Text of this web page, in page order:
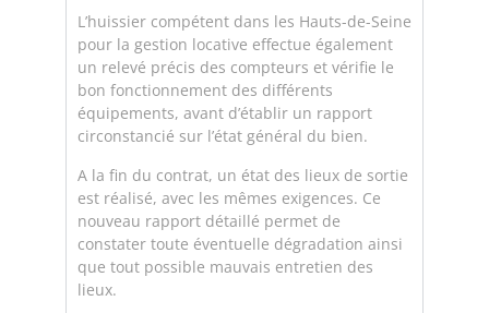
L’huissier compétent dans les Hauts-de-Seine
pour la gestion locative effectue également
un relevé précis des compteurs et vérifie le
bon fonctionnement des différents
équipements, avant d’établir un rapport
circonstancié sur l’état général du bien.
A la fin du contrat, un état des lieux de sortie
est réalisé, avec les mêmes exigences. Ce
nouveau rapport détaillé permet de
constater toute éventuelle dégradation ainsi
que tout possible mauvais entretien des
lieux.